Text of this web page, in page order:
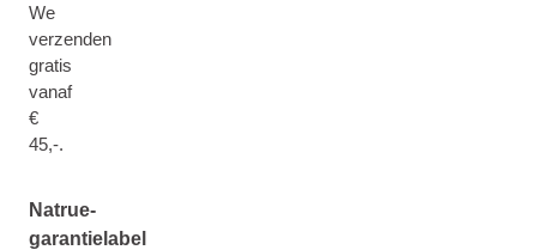
We
verzenden
gratis
vanaf
€
45,-.
Natrue-
garantielabel